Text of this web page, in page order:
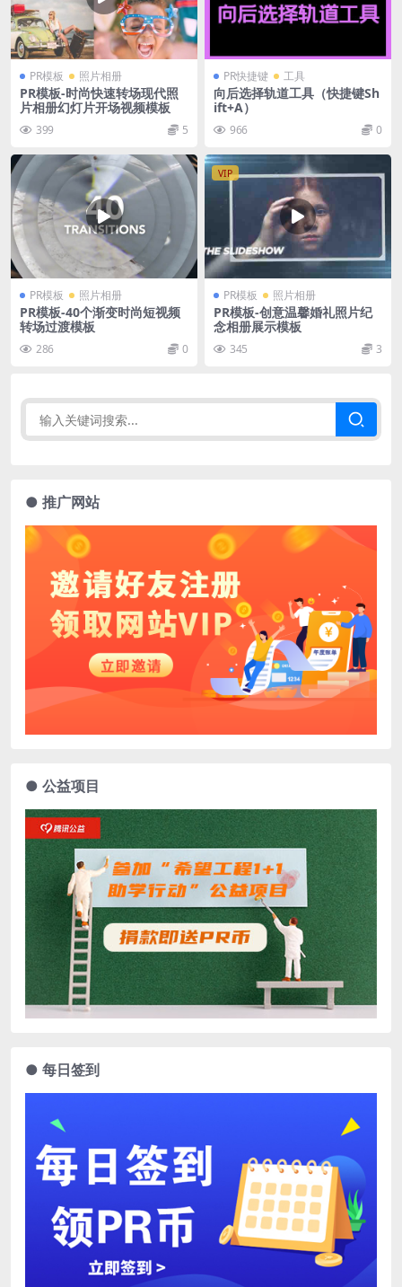
PR模板 照片相册
PR模板-时尚快速转场现代照
片相册幻灯片开场视频模板
399 5
PR快捷键 工具
向后选择轨道工具（快捷键Sh
ift+A）
966 0
PR模板 照片相册
PR模板-40个渐变时尚短视频
转场过渡模板
286 0
VIP
PR模板 照片相册
PR模板-创意温馨婚礼照片纪
念相册展示模板
345 3
● 推广网站
● 公益项目
● 每日签到